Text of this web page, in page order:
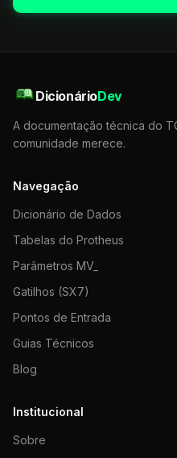
DicionárioDev
A documentação técnica do
comunidade merece.
Navegação
Dicionário de Dados
Tabelas do Protheus
Parâmetros MV_
Gatilhos (SX7)
Pontos de Entrada
Guias Técnicos
Blog
Institucional
Sobre